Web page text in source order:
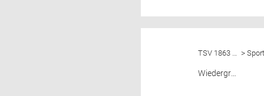
TSV 1863 Tauberbischofsheim e.V. >
Wiedergründung